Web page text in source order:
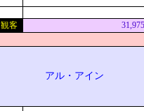
観客
アル・アイン